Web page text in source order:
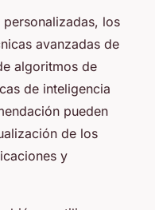
los
avanzadas de
algoritmos de
de inteligencia
pueden
de los
y